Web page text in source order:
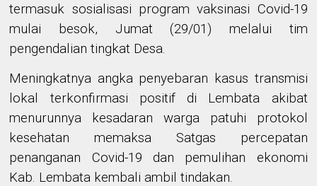
termasuk sosialisasi program vaksinasi Covid-19
mulai besok, Jumat (29/01) melalui tim
pengendalian tingkat Desa.
Meningkatnya angka penyebaran kasus transmisi
lokal terkonfirmasi positif di Lembata akibat
menurunnya kesadaran warga patuhi protokol
kesehatan memaksa Satgas percepatan
penanganan Covid-19 dan pemulihan ekonomi
Kab. Lembata kembali ambil tindakan.